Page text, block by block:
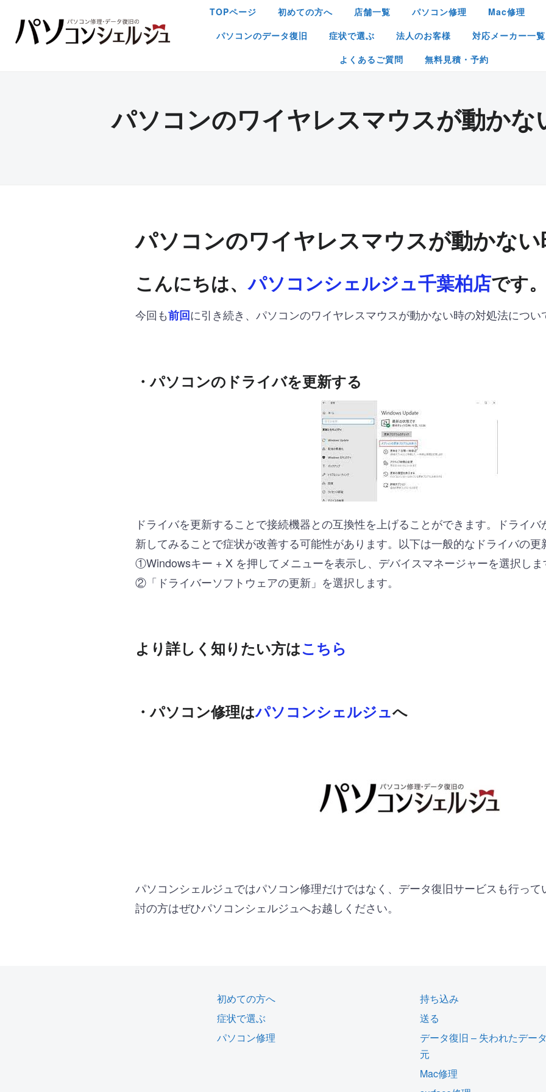
TOPページ 初めての方へ 店舗一覧 パソコン修理
Mac修理
パソコンのデータ復旧
症状で選ぶ 法人のお客様
対応メーカー一覧
よくあるご質問
無料見積・予約
パソコンのワイヤレスマウスが動か
パソコンのワイヤレスマウスが動かな
こんにちは、パソコンシェルジュ千葉柏店です
今回も前回に引き続き、パソコンのワイヤレスマウスが動かない時の対処法につい
・パソコンのドライバを更新する
ドライバを更新することで接続機器との互換性を上げることができます。ドライ
新してみることで症状が改善する可能性があります。以下は一般的なドライバの更
①Windowsキー + X を押してメニューを表示し、デバイスマネージャーを選択しま
②「ドライバーソフトウェアの更新」を選択します。
より詳しく知りたい方はこちら
・パソコン修理はパソコンシェルジュへ
パソコンシェルジュではパソコン修理だけではなく、データ復旧サービスも行っ
討の方はぜひパソコンシェルジュへお越しください。
初めての方へ
症状で選ぶ
パソコン修理
持ち込み
送る
データ復旧 – 失われたデー
元
Mac修理